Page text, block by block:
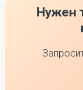
Нужен